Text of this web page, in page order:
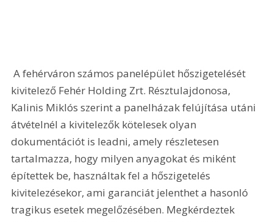
A fehérváron számos panelépület hőszigetelését
kivitelező Fehér Holding Zrt. Résztulajdonosa,
Kalinis Miklós szerint a panelházak felújítása utáni
átvételnél a kivitelezők kötelesek olyan
dokumentációt is leadni, amely részletesen
tartalmazza, hogy milyen anyagokat és miként
építettek be, használtak fel a hőszigetelés
kivitelezésekor, ami garanciát jelenthet a hasonló
tragikus esetek megelőzésében. Megkérdeztek